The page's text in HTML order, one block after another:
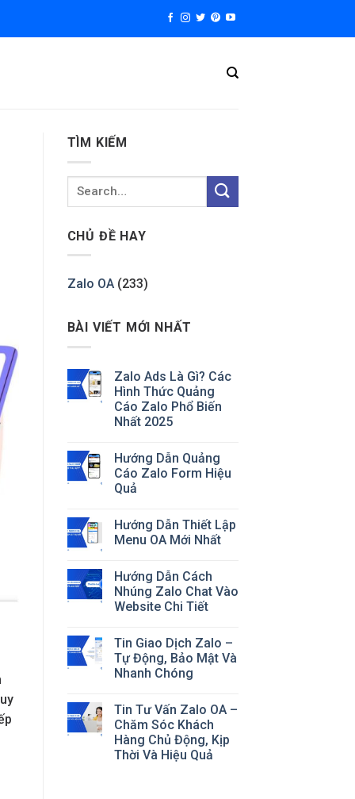
TÌM KIẾM
CHỦ ĐỀ HAY
Zalo OA(233)
BÀI VIẾT MỚI NHẤT
Zalo Ads Là Gì? Các
Hình Thức Quảng
Cáo Zalo Phổ Biến
Nhất 2025
Hướng Dẫn Quảng
Cáo Zalo Form Hiệu
Quả
Hướng Dẫn Thiết Lập
Menu OA Mới Nhất
Hướng Dẫn Cách
Nhúng Zalo Chat Vào
Website Chi Tiết
Tin Giao Dịch Zalo –
Tự Động, Bảo Mật Và
Nhanh Chóng
Tin Tư Vấn Zalo OA –
Chăm Sóc Khách
Hàng Chủ Động, Kịp
Thời Và Hiệu Quả